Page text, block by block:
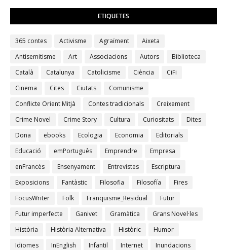
ETIQUETES
365 contes Activisme Agraïment
Aixeta
Antisemitisme
Art Associacions Autors
Biblioteca
Català
Catalunya Catolicisme Ciència
CiFi
Cinema
Cites Ciutats
Comunisme
Conflicte Orient Mitjà
Contes tradicionals
Creixement
Crime Novel
Crime Story Cultura Curiositats
Dites
Dona
ebooks Ecologia Economia
Editorials
Educació
emPortuguês Emprendre
Empresa
enFrancès
Ensenyament Entrevistes
Escriptura
Exposicions
Fantàstic Filosofia Filosofía
Fires
FocusWriter
Folk Franquisme_Residual
Futur
Futur imperfecte
Ganivet Gramàtica
Grans Novel·les
Història
Història Alternativa Històric
Humor
Idiomes
InEnglish Infantil Internet
Inundacions